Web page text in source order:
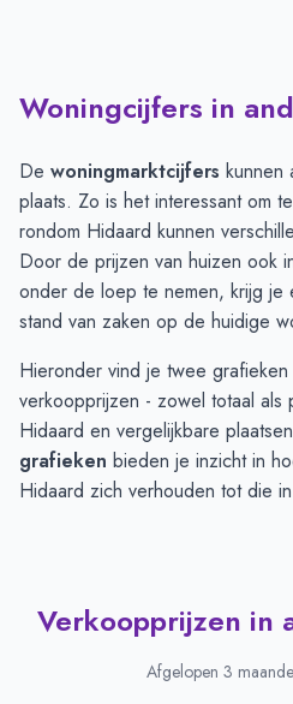
Woningcijfers in
De woningmarktcijfers kunnen
plaats. Zo is het interessant om
rondom Hidaard kunnen
Door de prijzen van huizen ook
onder de loep te nemen, krijg
stand van zaken op de huidige
Hieronder vind je twee
verkoopprijzen - zowel totaal als
Hidaard en vergelijkbare
grafieken bieden je inzicht in
Hidaard zich verhouden tot die
Verkoopprijzen in
Afgelopen 3